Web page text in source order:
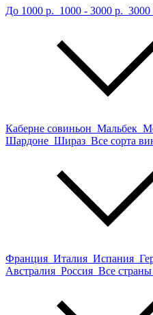
До 1000 р. 1000 - 3000 р. 3000
Каберне совиньон Мальбек
Шардоне Шираз Все сорта
Франция Италия Испания
Австралия Россия Все страны